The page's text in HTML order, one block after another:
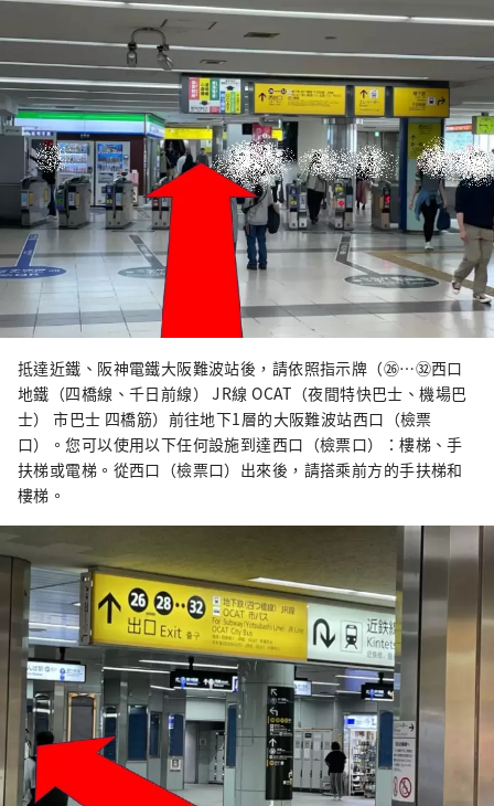
抵達近鐵、阪神電鐵大阪難波站後，請依照指示牌（㉖…㉜西口
地鐵（四橋線、千日前線） JR線 OCAT（夜間特快巴士、機場巴
士） 市巴士 四橋筋）前往地下1層的大阪難波站西口（檢票
口）。您可以使用以下任何設施到達西口（檢票口）：樓梯、手
扶梯或電梯。從西口（檢票口）出來後，請搭乘前方的手扶梯和
樓梯。